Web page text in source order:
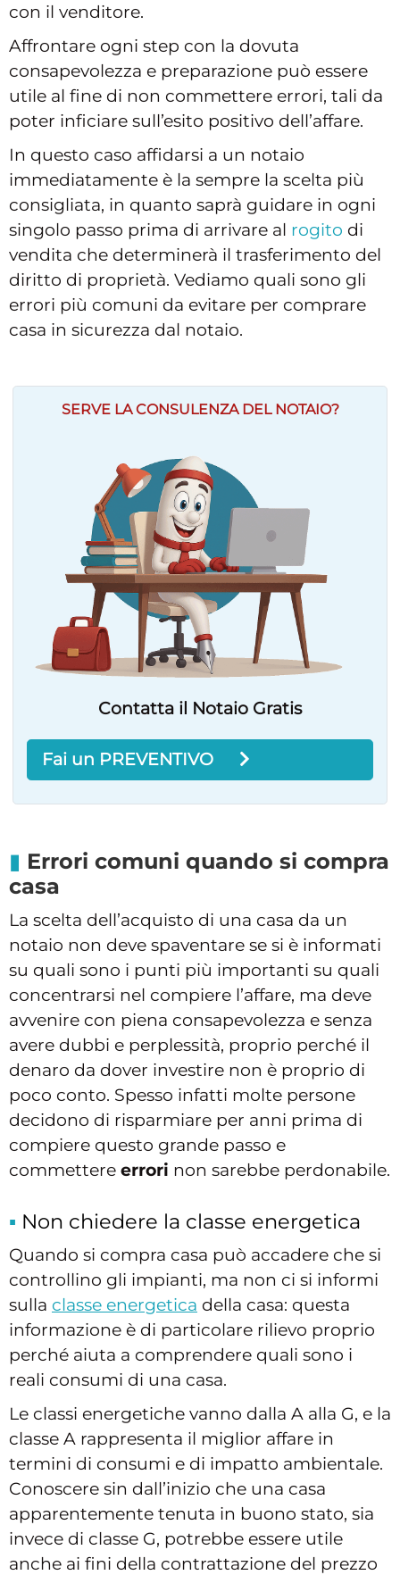
con il venditore.
Affrontare ogni step con la dovuta
consapevolezza e preparazione può essere
utile al fine di non commettere errori, tali da
poter inficiare sull’esito positivo dell’affare.
In questo caso affidarsi a un notaio
immediatamente è la sempre la scelta più
consigliata, in quanto saprà guidare in ogni
singolo passo prima di arrivare al rogito di
vendita che determinerà il trasferimento del
diritto di proprietà. Vediamo quali sono gli
errori più comuni da evitare per comprare
casa in sicurezza dal notaio.
SERVE LA CONSULENZA DEL NOTAIO?
Contatta il Notaio Gratis
Fai un PREVENTIVO
Errori comuni quando si compra
casa
La scelta dell’acquisto di una casa da un
notaio non deve spaventare se si è informati
su quali sono i punti più importanti su quali
concentrarsi nel compiere l’affare, ma deve
avvenire con piena consapevolezza e senza
avere dubbi e perplessità, proprio perché il
denaro da dover investire non è proprio di
poco conto. Spesso infatti molte persone
decidono di risparmiare per anni prima di
compiere questo grande passo e
commettere errori non sarebbe perdonabile.
Non chiedere la classe energetica
Quando si compra casa può accadere che si
controllino gli impianti, ma non ci si informi
sulla classe energetica della casa: questa
informazione è di particolare rilievo proprio
perché aiuta a comprendere quali sono i
reali consumi di una casa.
Le classi energetiche vanno dalla A alla G, e la
classe A rappresenta il miglior affare in
termini di consumi e di impatto ambientale.
Conoscere sin dall’inizio che una casa
apparentemente tenuta in buono stato, sia
invece di classe G, potrebbe essere utile
anche ai fini della contrattazione del prezzo